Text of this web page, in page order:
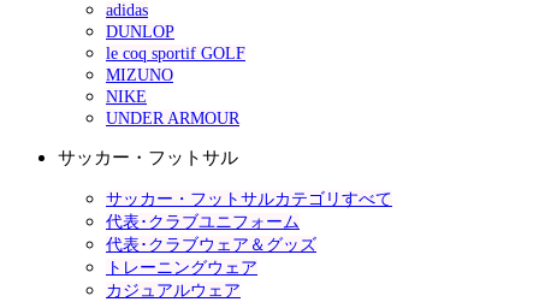
adidas
DUNLOP
le coq sportif GOLF
MIZUNO
NIKE
UNDER ARMOUR
サッカー・フットサル
サッカー・フットサルカテゴリすべて
代表･クラブユニフォーム
代表･クラブウェア＆グッズ
トレーニングウェア
カジュアルウェア